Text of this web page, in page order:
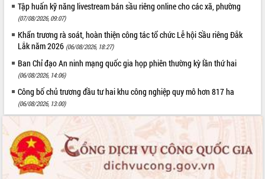
Tập huấn kỹ năng livestream bán sầu riêng online cho các xã, phường
(07/08/2026, 09:07)
Khẩn trương rà soát, hoàn thiện công tác tổ chức Lễ hội Sầu riêng Đắk
Lắk năm 2026 (06/08/2026, 18:27)
Ban Chỉ đạo An ninh mạng quốc gia họp phiên thường kỳ lần thứ hai
(06/08/2026, 14:06)
Công bố chủ trương đầu tư hai khu công nghiệp quy mô hơn 817 ha
(06/08/2026, 13:00)